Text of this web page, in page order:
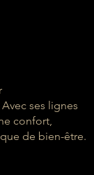
ses lignes
confort,
de bien-être.